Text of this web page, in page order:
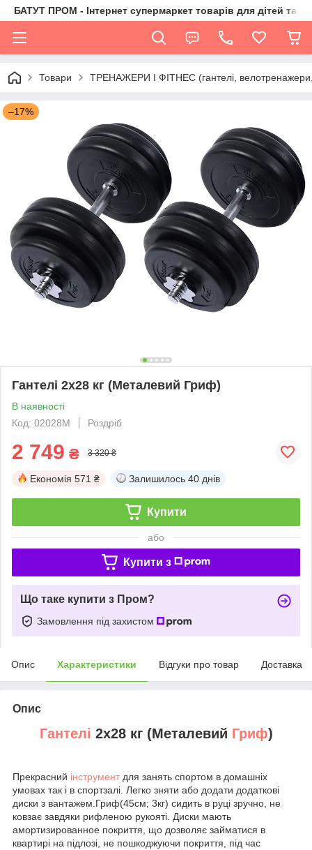
БАТУТ ПРОМ - Інтернет супермаркет товарів для дітей та їх
Товари ТРЕНАЖЕРИ І ФІТНЕС (гантелі, велотренажери,
–17%
Гантелі 2х28 кг (Металевий Гриф)
В наявності
Код: 02028M
Роздріб
2 749 ₴ 3 320 ₴
Економія 571 ₴ Залишилось 40 днів
Купити
або
Купити з
Що таке купити з Пром?
Замовлення під захистом
Опис Характеристики Відгуки про товар Доставка
Опис
Гантелі 2х28 кг (Металевий Гриф)
Прекрасний інструмент для занять спортом в домашніх
умовах так і в спортзалі. Легко зняти або додати додаткові
диски з вантажем.Гриф(45см; 3кг) сидить в руці зручно, не
ковзає завдяки рифленою рукояті. Диски мають
амортизированное покриття, що дозволяє займатися в
квартирі на підлозі, не пошкоджуючи покриття, під час